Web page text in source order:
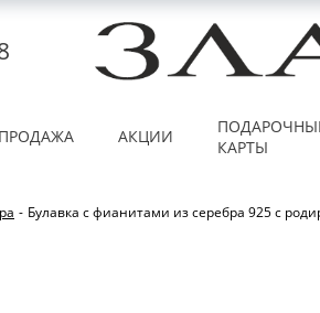
АКЦИИ
КАРТЫ
- Булавка с фианитами из серебра 925 с